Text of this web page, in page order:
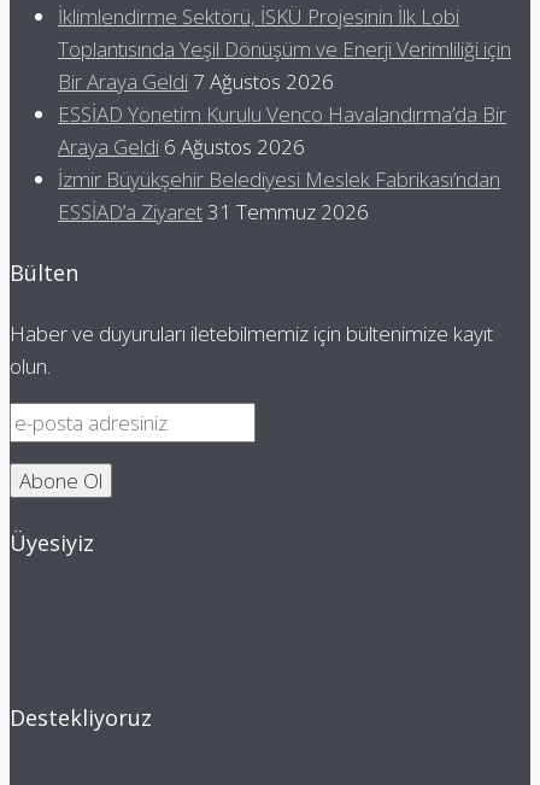
İklimlendirme Sektörü, İSKÜ Projesinin İlk Lobi
Toplantısında Yeşil Dönüşüm ve Enerji Verimliliği için
Bir Araya Geldi 7 Ağustos 2026
ESSİAD Yönetim Kurulu Venco Havalandırma’da Bir
Araya Geldi 6 Ağustos 2026
İzmir Büyükşehir Belediyesi Meslek Fabrikası’ndan
ESSİAD’a Ziyaret31 Temmuz 2026
Bülten
Haber ve duyuruları iletebilmemiz için bültenimize kayıt
olun.
Üyesiyiz
Destekliyoruz